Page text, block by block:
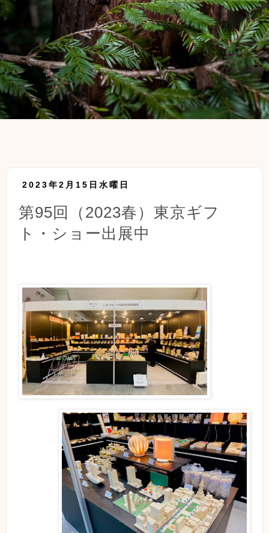
2023年2月15日水曜日
第95回（2023春）東京ギフ
ト・ショー出展中